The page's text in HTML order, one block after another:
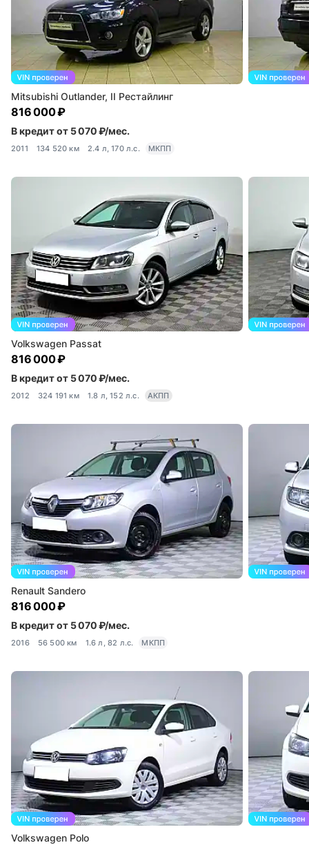
Mitsubishi Outlander, II Рестайлинг
816 000 ₽
В кредит от 5 070 ₽/мес.
2011 134 520 км 2.4 л, 170 л.с. МКПП
Volkswagen Passat
816 000 ₽
В кредит от 5 070 ₽/мес.
2012 324 191 км 1.8 л, 152 л.с. АКПП
Renault Sandero
816 000 ₽
В кредит от 5 070 ₽/мес.
2016 56 500 км 1.6 л, 82 л.с. МКПП
Volkswagen Polo